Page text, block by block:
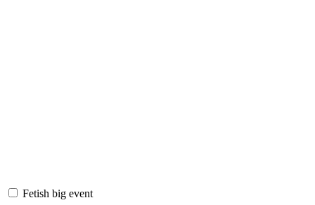
Fetish big event